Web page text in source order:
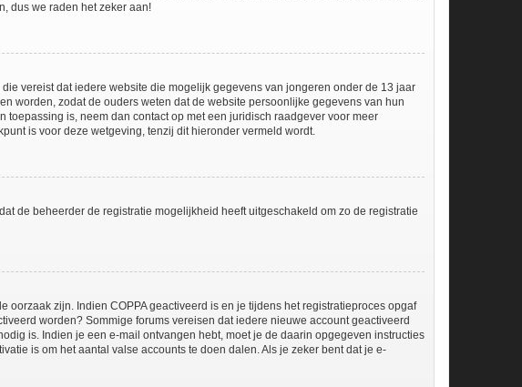
dus we raden het zeker aan!
vereist dat iedere website die mogelijk gegevens van jongeren onder de 13 jaar
worden, zodat de ouders weten dat de website persoonlijke gegevens van hun
is, neem dan contact op met een juridisch raadgever voor meer
is voor deze wetgeving, tenzij dit hieronder vermeld wordt.
de beheerder de registratie mogelijkheid heeft uitgeschakeld om zo de registratie
zijn. Indien COPPA geactiveerd is en je tijdens het registratieproces opgaf
worden? Sommige forums vereisen dat iedere nieuwe account geactiveerd
is. Indien je een e-mail ontvangen hebt, moet je de daarin opgegeven instructies
is om het aantal valse accounts te doen dalen. Als je zeker bent dat je e-